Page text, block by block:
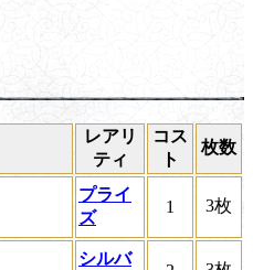
レアリ
ティ
コス
ト
枚数
プライ
ズ
1 3枚
シルバ